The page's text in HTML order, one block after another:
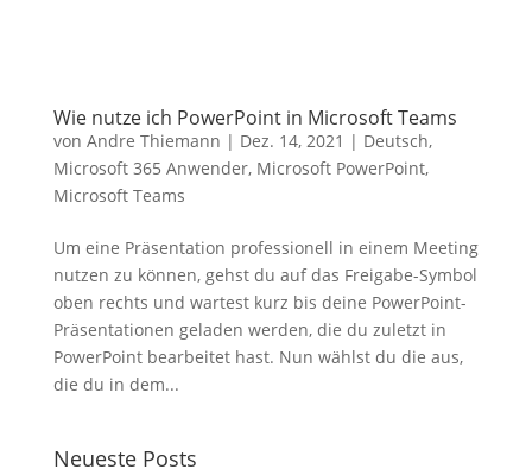
Wie nutze ich PowerPoint in Microsoft Teams
von Andre Thiemann | Dez. 14, 2021 | Deutsch,
Microsoft 365 Anwender, Microsoft PowerPoint,
Microsoft Teams
Um eine Präsentation professionell in einem Meeting
nutzen zu können, gehst du auf das Freigabe-Symbol
oben rechts und wartest kurz bis deine PowerPoint-
Präsentationen geladen werden, die du zuletzt in
PowerPoint bearbeitet hast. Nun wählst du die aus,
die du in dem...
Neueste Posts